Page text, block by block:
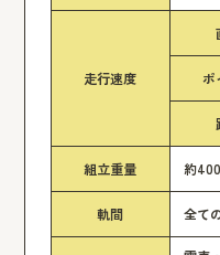
走行速度 ポ
組立重量 約
軌間 全て